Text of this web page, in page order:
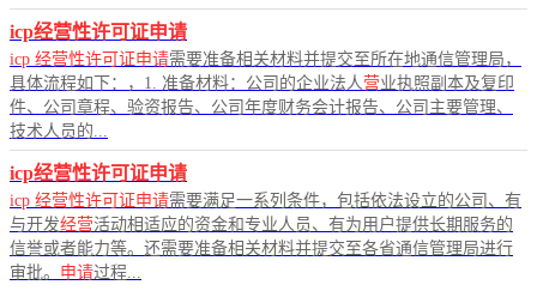
icp经营性许可证申请
icp 经营性许可证申请需要准备相关材料并提交至所在地通信管理局，
具体流程如下：，1. 准备材料：公司的企业法人 营业执照副本及复印
件、公司章程、验资报告、公司年度财务会计报告、公司主要管理、
技术人员的...
icp经营性许可证申请
icp 经营性许可证申请需要满足一系列条件，包括依法设立的公司、有
与开发经营活动相适应的资金和专业人员、有为用户提供长期服务的
信誉或者能力等。还需要准备相关材料并提交至各省通信管理局进行
审批。
申请过程...